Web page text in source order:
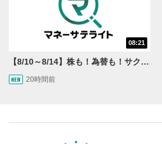
動画再生エリア
動画再生エリアをクリックすると
一時停止します。
2
操作メニュー
再生/一時停止
動画を再生または一時停止します。
08:21
【8/10～8/14】株も！為替も！サクッと！来週のマーケット見通し＜Next View＞
20時間前